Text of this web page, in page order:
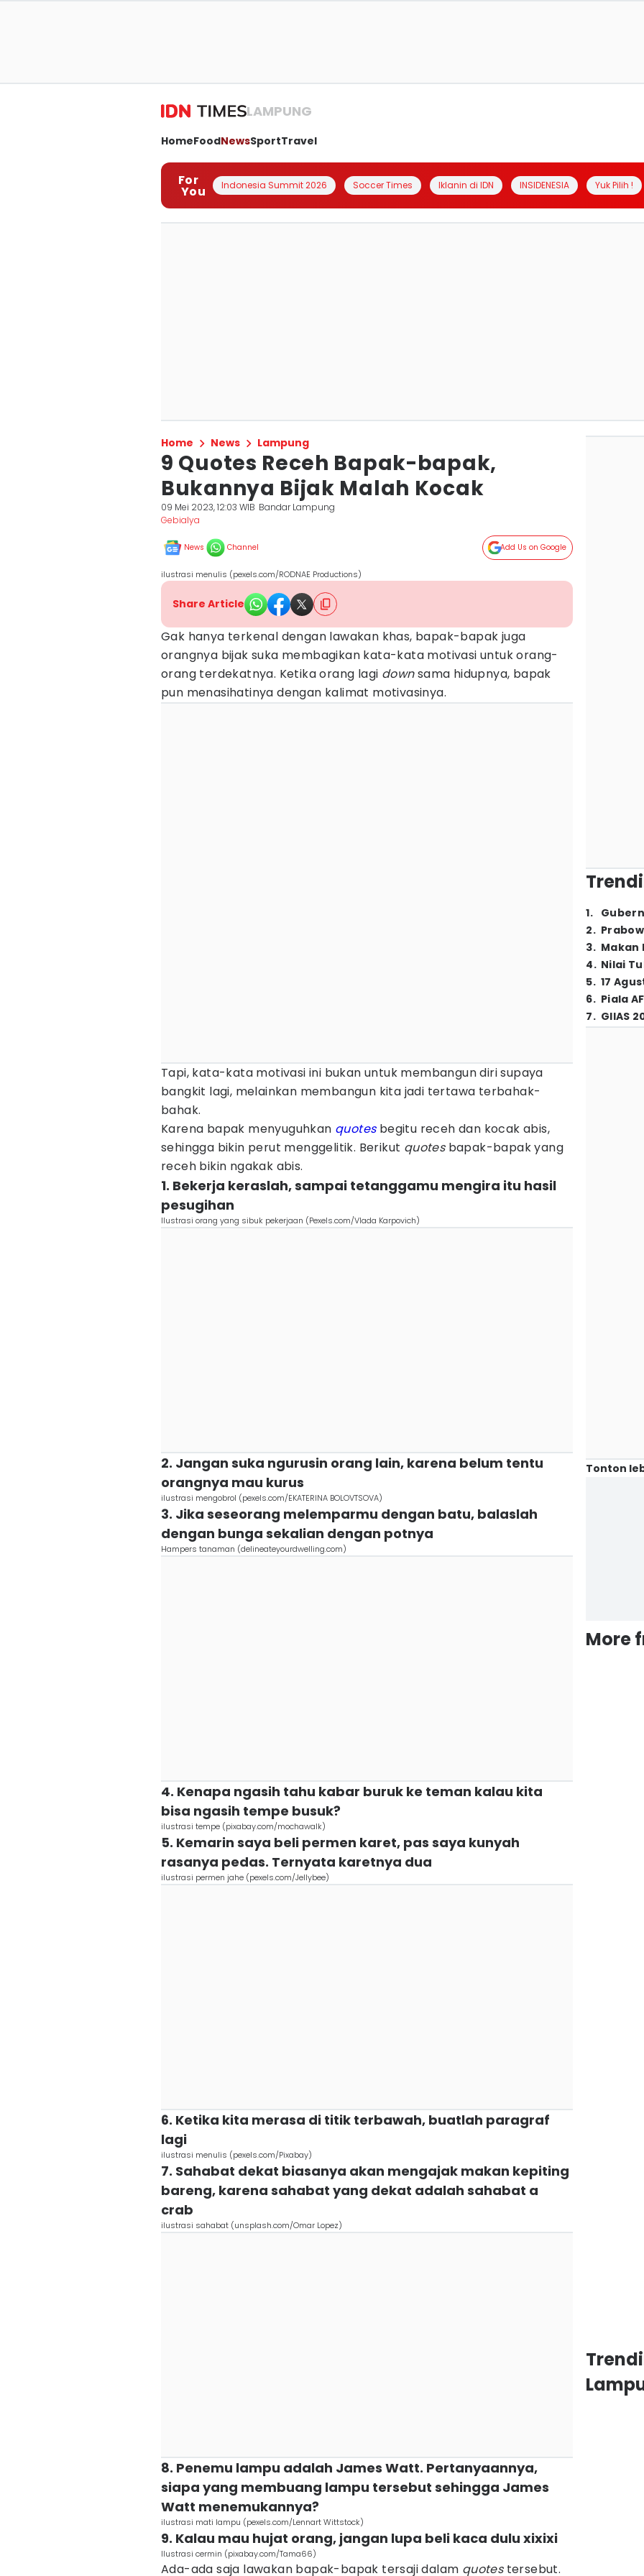
LAMPUNG
HomeFoodNewsSportTravel
For
You Indonesia Summit 2026 Soccer Times Iklanin di IDN INSIDENESIA Yuk Pilih !
Home News Lampung
9 Quotes Receh Bapak-bapak,
Bukannya Bijak Malah Kocak
09 Mei 2023, 12:03 WIB Bandar Lampung
Gebialya
News Channel Add Us on Google
ilustrasi menulis (pexels.com/RODNAE Productions)
Share Article
Gak hanya terkenal dengan lawakan khas, bapak-bapak juga
orangnya bijak suka membagikan kata-kata motivasi untuk orang-
orang terdekatnya. Ketika orang lagi downsama hidupnya, bapak
pun menasihatinya dengan kalimat motivasinya.
Tapi, kata-kata motivasi ini bukan untuk membangun diri supaya
bangkit lagi, melainkan membangun kita jadi tertawa terbahak-
bahak.
Karena bapak menyuguhkan quotesbegitu receh dan kocak abis,
sehingga bikin perut menggelitik. Berikut quotesbapak-bapak yang
receh bikin ngakak abis.
1. Bekerja keraslah, sampai tetanggamu mengira itu hasil
pesugihan
Ilustrasi orang yang sibuk pekerjaan (Pexels.com/Vlada Karpovich)
2. Jangan suka ngurusin orang lain, karena belum tentu
orangnya mau kurus
ilustrasi mengobrol (pexels.com/EKATERINA BOLOVTSOVA)
3. Jika seseorang melemparmu dengan batu, balaslah
dengan bunga sekalian dengan potnya
Hampers tanaman (delineateyourdwelling.com)
4. Kenapa ngasih tahu kabar buruk ke teman kalau kita
bisa ngasih tempe busuk?
ilustrasi tempe (pixabay.com/mochawalk)
5. Kemarin saya beli permen karet, pas saya kunyah
rasanya pedas. Ternyata karetnya dua
ilustrasi permen jahe (pexels.com/Jellybee)
6. Ketika kita merasa di titik terbawah, buatlah paragraf
lagi
ilustrasi menulis (pexels.com/Pixabay)
7. Sahabat dekat biasanya akan mengajak makan kepiting
bareng, karena sahabat yang dekat adalah sahabat a
crab
ilustrasi sahabat (unsplash.com/Omar Lopez)
8. Penemu lampu adalah James Watt. Pertanyaannya,
siapa yang membuang lampu tersebut sehingga James
Watt menemukannya?
ilustrasi mati lampu (pexels.com/Lennart Wittstock)
9. Kalau mau hujat orang, jangan lupa beli kaca dulu xixixi
Ilustrasi cermin (pixabay.com/Tama66)
Ada-ada saja lawakan bapak-bapak tersaji dalam quotestersebut.
1.
2.
3. Makan
4. Nilai
5. 17
6. Piala
7. GIIAS
Tonton
More